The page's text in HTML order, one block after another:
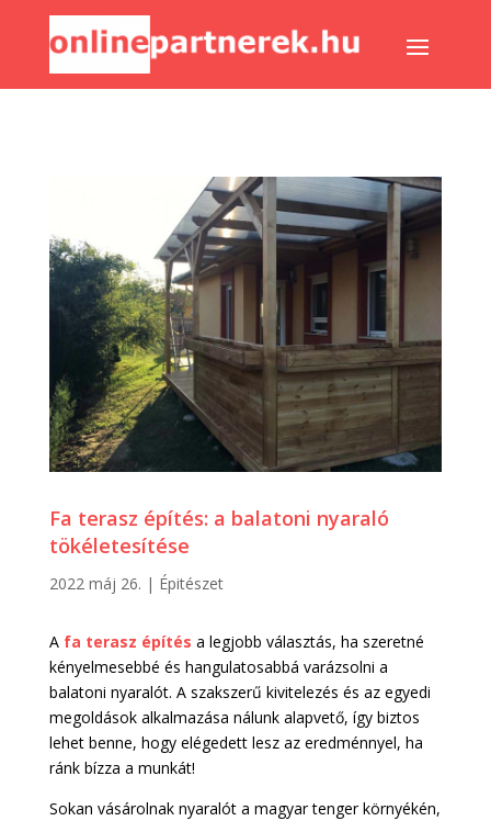
Fa terasz építés: a balatoni nyaraló
tökéletesítése
2022 máj 26. | Épitészet
A fa terasz építés a legjobb választás, ha szeretné
kényelmesebbé és hangulatosabbá varázsolni a
balatoni nyaralót. A szakszerű kivitelezés és az egyedi
megoldások alkalmazása nálunk alapvető, így biztos
lehet benne, hogy elégedett lesz az eredménnyel, ha
ránk bízza a munkát!
Sokan vásárolnak nyaralót a magyar tenger környékén,